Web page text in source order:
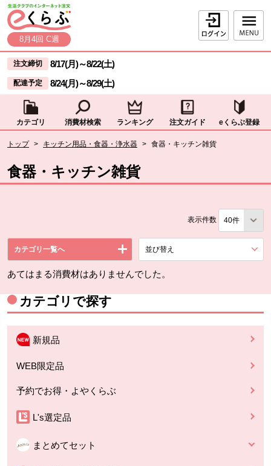
ページの先頭です。
本文へジャンプする。
8月4回 C週
ログイン
ここからサイト内共通メニューです。
サイト内共通メニューをスキップする
注文締切 8/17(月)～8/22(土)
配達予定 8/24(月)～8/29(土)
カテゴリ 消費材検索 ランキング 注文ガイド eくらぶ登録
トップ > キッチン用品・食器・浄水器 > 食器・キッチン雑貨
食器・キッチン雑貨
表示件数
カテゴリ一覧へ 並び替え
あてはまる消費材はありませんでした。
カテゴリで探す
新規品
WEB限定品
予約でお得・よやくらぶ
L's選定品
まとめてセット